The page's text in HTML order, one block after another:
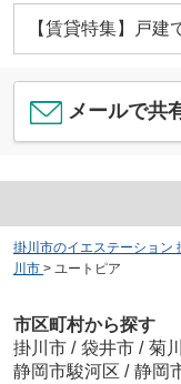
【賃貸特集】戸建
メールで共
掛川市のイエステーション
川市 > ユートピア
市区町村から探す
掛川市 / 袋井市 / 菊
静岡市駿河区 / 静岡